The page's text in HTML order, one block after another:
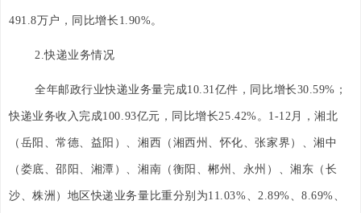
491.8万户，同比增长1.90%。
2.快递业务情况
全年邮政行业快递业务量完成10.31亿件，同比增长30.59%；
快递业务收入完成100.93亿元，同比增长25.42%。1-12月，湘北
（岳阳、常德、益阳）、湘西（湘西州、怀化、张家界）、湘中
（娄底、邵阳、湘潭）、湘南（衡阳、郴州、永州）、湘东（长
沙、株洲）地区快递业务量比重分别为11.03%、2.89%、8.69%、